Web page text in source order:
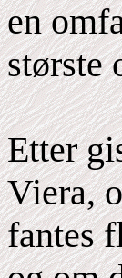
en
største
Etter
Viera,
fantes